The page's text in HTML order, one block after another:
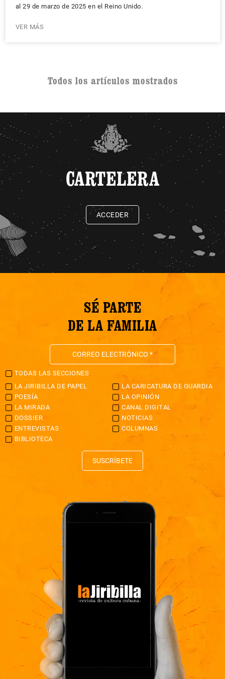
al 29 de marzo de 2025 en el Reino Unido.
VER MÁS
Todos los artículos mostrados
CARTELERA
ACCEDER
SÉ PARTE
DE LA FAMILIA
TODAS LAS SECCIONES
LA JIRIBILLA DE PAPEL
LA CARICATURA DE GUARDIA
POESÍA
LA OPINIÓN
LA MIRADA
CANAL DIGITAL
DOSSIER
NOTICIAS
ENTREVISTAS
COLUMNAS
BIBLIOTECA
SUSCRÍBETE